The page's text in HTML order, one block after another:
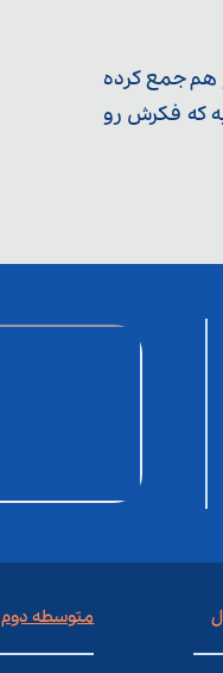
هم جمع کرده
که فکرش رو
متوسطه دوم